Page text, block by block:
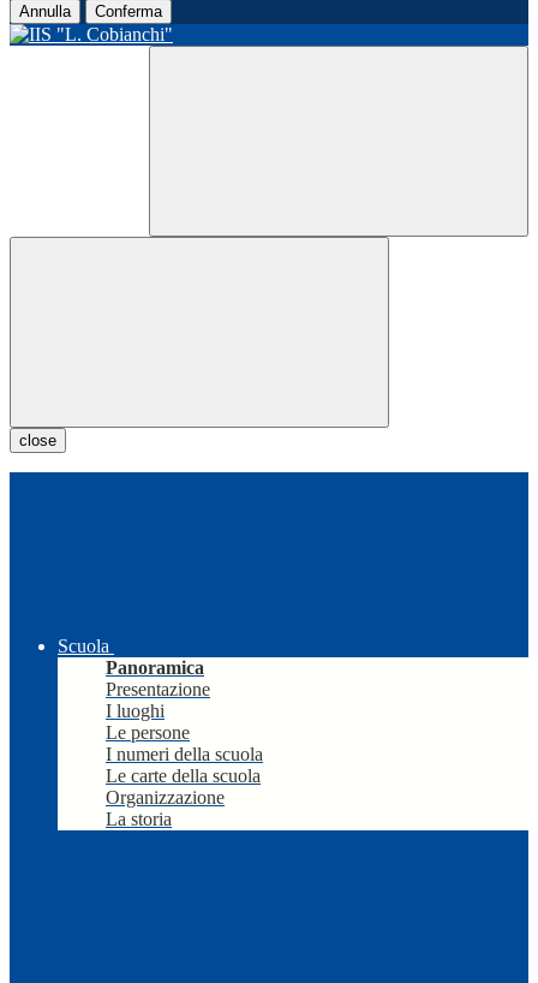
Annulla Conferma
close
Scuola
Panoramica
Presentazione
I luoghi
Le persone
I numeri della scuola
Le carte della scuola
Organizzazione
La storia